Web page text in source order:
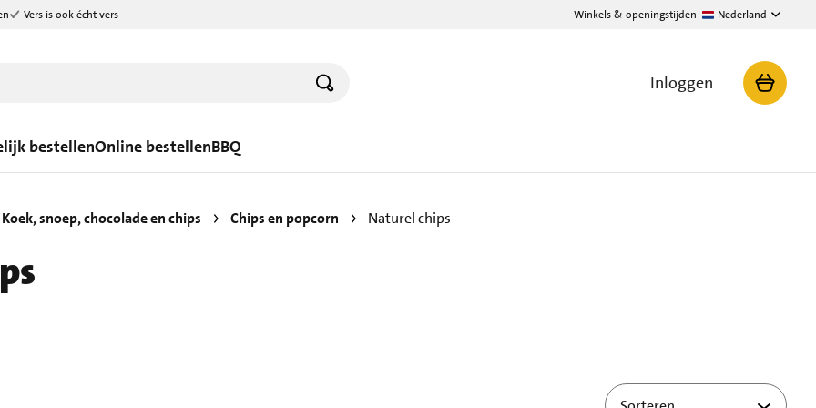
Vers is ook écht vers Winkels & openingstijden Nederland
Inloggen
bestellenOnline bestellenBBQ
Koek, snoep, chocolade en chips Chips en popcorn Naturel chips